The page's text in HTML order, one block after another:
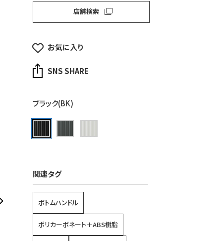
店舗検索
お気に入り
SNS SHARE
ブラック(BK)
関連タグ
ボトムハンドル
ポリカーボネート＋ABS樹脂